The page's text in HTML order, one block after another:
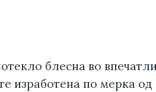
блесна во
изработена по мерка